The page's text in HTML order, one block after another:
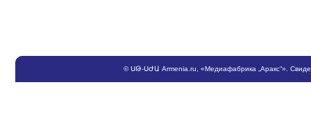
©ՍԹ-ՍԺԱ Armenia.ru , «Медиафабрика „Аракс“».